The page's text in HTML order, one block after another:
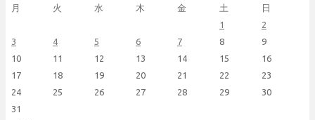
月
火 水 木 金 土 日
1
2
3
4 5 6 7 8
9
10
11 12 13 14 15
16
17
18 19 20 21 22
23
24
25 26 27 28 29
30
31